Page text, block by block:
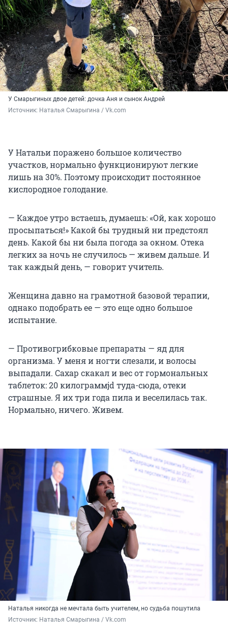
У Смарыгиных двое детей: дочка Аня и сынок Андрей
Источник: Наталья Смарыгина / Vk.com
У Натальи поражено большое количество
участков, нормально функционируют легкие
лишь на 30%. Поэтому происходит постоянное
кислородное голодание.
— Каждое утро встаешь, думаешь: «Ой, как хорошо
просыпаться!» Какой бы трудный ни предстоял
день. Какой бы ни была погода за окном. Отека
легких за ночь не случилось — живем дальше. И
так каждый день, — говорит учитель.
Женщина давно на грамотной базовой терапии,
однако подобрать ее — это еще одно большое
испытание.
— Противогрибковые препараты — яд для
организма. У меня и ногти слезали, и волосы
выпадали. Сахар скакал и вес от гормональных
таблеток: 20 килограммjd туда-сюда, отеки
страшные. Я их три года пила и веселилась так.
Нормально, ничего. Живем.
Наталья никогда не мечтала быть учителем, но судьба пошутила
Источник: Наталья Смарыгина / Vk.com